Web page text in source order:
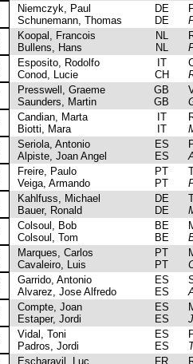
Niemczyk, Paul
Schunemann, Thomas
DE
DE
Koopal, Francois
Bullens, Hans
NL
NL
Esposito, Rodolfo
Conod, Lucie
IT
CH
Presswell, Graeme
Saunders, Martin
GB
GB
Candian, Marta
Biotti, Mara
IT
IT
Seriola, Antonio
Alpiste, Joan Angel
ES
ES
Freire, Paulo
Veiga, Armando
PT
PT
Kahlfuss, Michael
Bauer, Ronald
DE
DE
Colsoul, Bob
Colsoul, Tom
BE
BE
Marques, Carlos
Cavaleiro, Luis
PT
PT
Garrido, Antonio
Alvarez, Jose Alfredo
ES
ES
Compte, Joan
Estaper, Jordi
ES
ES
Vidal, Toni
Padros, Jordi
ES
ES
Escharavil, Luc FR